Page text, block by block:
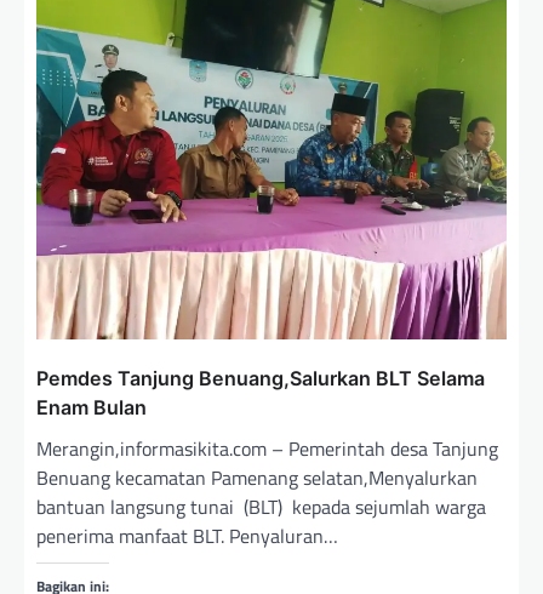
Pemdes Tanjung Benuang,Salurkan BLT Selama
Enam Bulan
Merangin,informasikita.com – Pemerintah desa Tanjung
Benuang kecamatan Pamenang selatan,Menyalurkan
bantuan langsung tunai (BLT) kepada sejumlah warga
penerima manfaat BLT. Penyaluran…
Bagikan ini: